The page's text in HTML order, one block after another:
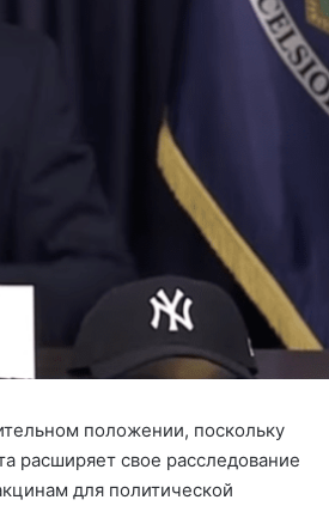
положении, поскольку
расширяет свое расследование
для политической